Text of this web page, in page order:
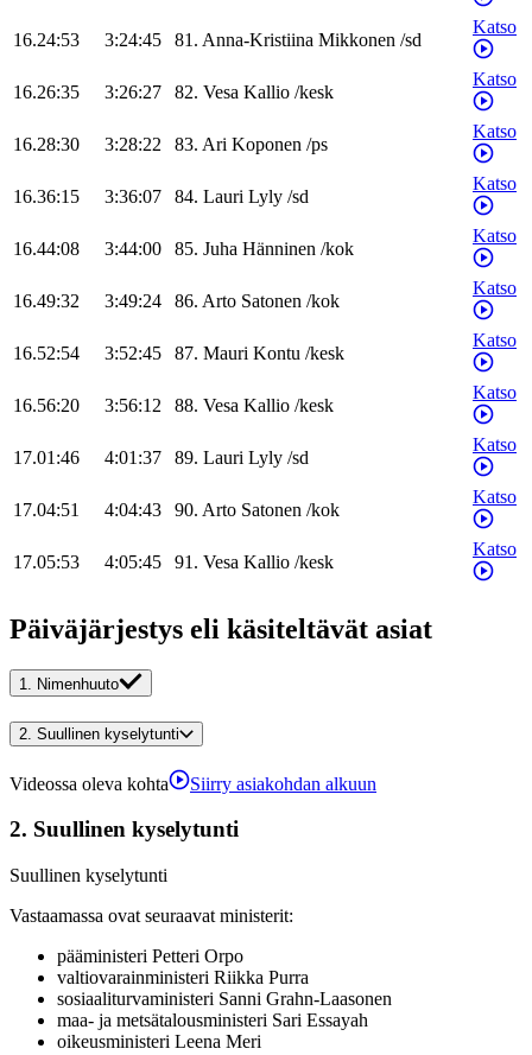
16.24:53 3:24:45 81. Anna-Kristiina Mikkonen /sd
Katso
16.26:35 3:26:27 82. Vesa Kallio /kesk
Katso
16.28:30 3:28:22 83. Ari Koponen /ps
Katso
16.36:15 3:36:07 84. Lauri Lyly /sd
Katso
16.44:08 3:44:00 85. Juha Hänninen /kok
Katso
16.49:32 3:49:24 86. Arto Satonen /kok
Katso
16.52:54 3:52:45 87. Mauri Kontu /kesk
Katso
16.56:20 3:56:12 88. Vesa Kallio /kesk
Katso
17.01:46 4:01:37 89. Lauri Lyly /sd
Katso
17.04:51 4:04:43 90. Arto Satonen /kok
Katso
17.05:53 4:05:45 91. Vesa Kallio /kesk
Katso
Päiväjärjestys eli käsiteltävät asiat
1. Nimenhuuto
2. Suullinen kyselytunti
Videossa oleva kohta Siirry asiakohdan alkuun
2. Suullinen kyselytunti
Suullinen kyselytunti
Vastaamassa ovat seuraavat ministerit:
pääministeri Petteri Orpo
valtiovarainministeri Riikka Purra
sosiaaliturvaministeri Sanni Grahn-Laasonen
maa- ja metsätalousministeri Sari Essayah
oikeusministeri Leena Meri